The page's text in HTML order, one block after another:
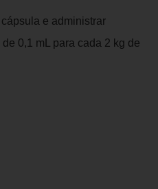
e administrar
0,1 mL para cada 2 kg de